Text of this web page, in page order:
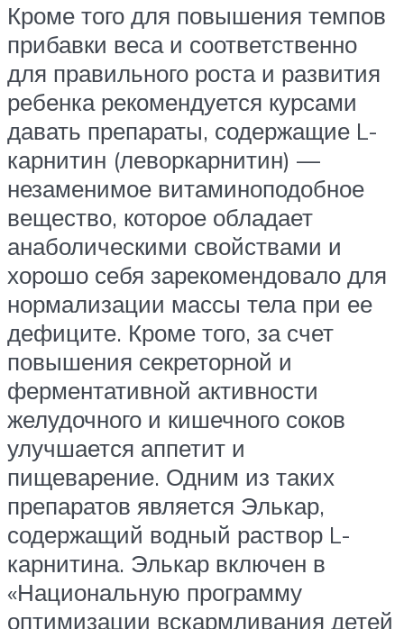
Кроме того для повышения темпов
прибавки веса и соответственно
для правильного роста и развития
ребенка рекомендуется курсами
давать препараты, содержащие L-
карнитин (леворкарнитин) —
незаменимое витаминоподобное
вещество, которое обладает
анаболическими свойствами и
хорошо себя зарекомендовало для
нормализации массы тела при ее
дефиците. Кроме того, за счет
повышения секреторной и
ферментативной активности
желудочного и кишечного соков
улучшается аппетит и
пищеварение. Одним из таких
препаратов является Элькар,
содержащий водный раствор L-
карнитина. Элькар включен в
«Национальную программу
оптимизации вскармливания детей